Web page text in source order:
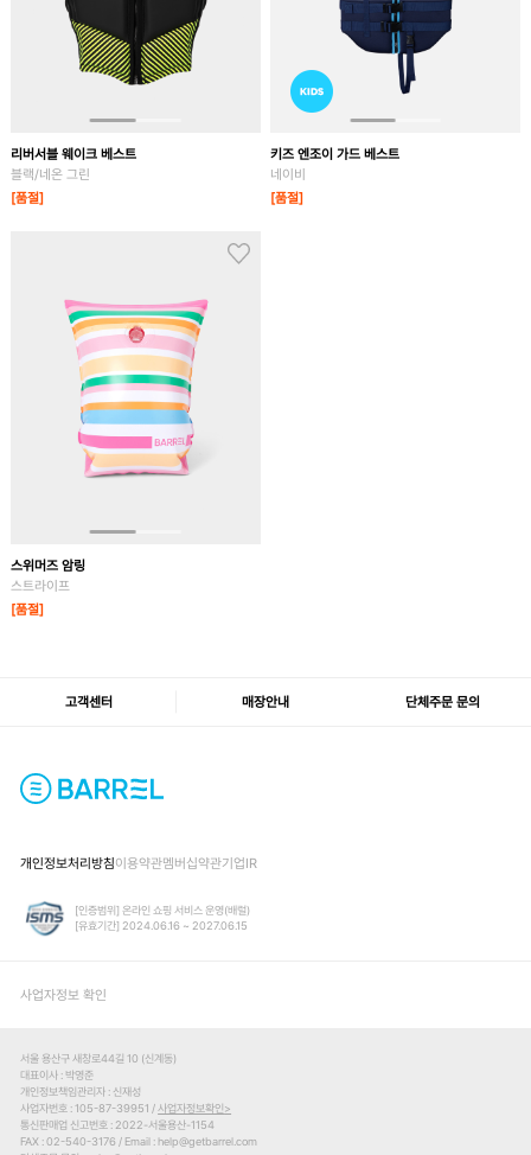
리버서블 웨이크 베스트
블랙/네온 그린
[품절]
키즈 엔조이 가드 베스트
네이비
[품절]
스위머즈 암링
스트라이프
[품절]
고객센터 매장안내 단체주문 문의
개인정보처리방침이용약관멤버십약관기업IR
[인증범위] 온라인 쇼핑 서비스 운영(배럴)
[유효기간] 2024.06.16 ~ 2027.06.15
사업자정보 확인
서울 용산구 새창로44길 10 (신계동)
대표이사
박영준
개인정보책임관리자
신재성
사업자번호
105-87-39951 /사업자정보확인
통신판매업 신고번호
2022-서울용산-1154
FAX 02-540-3176 Email help@getbarrel.com